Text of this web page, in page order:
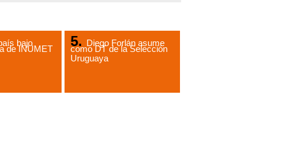
bajo
de INUMET
Diego Forlán asume
como DT de la Selección
Uruguaya